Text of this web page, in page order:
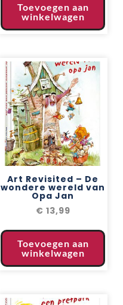
Toevoegen aan
winkelwagen
Art Revisited – De
wondere wereld van
Opa Jan
€ 13,99
Toevoegen aan
winkelwagen